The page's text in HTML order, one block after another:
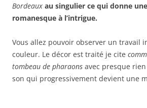
Bordeaux au singulier ce qui donne
romanesque à l’intrigue.
Vous allez pouvoir observer un travail
couleur. Le décor est traité je cite
tombeau de pharaons avec presque
son qui progressivement devient une